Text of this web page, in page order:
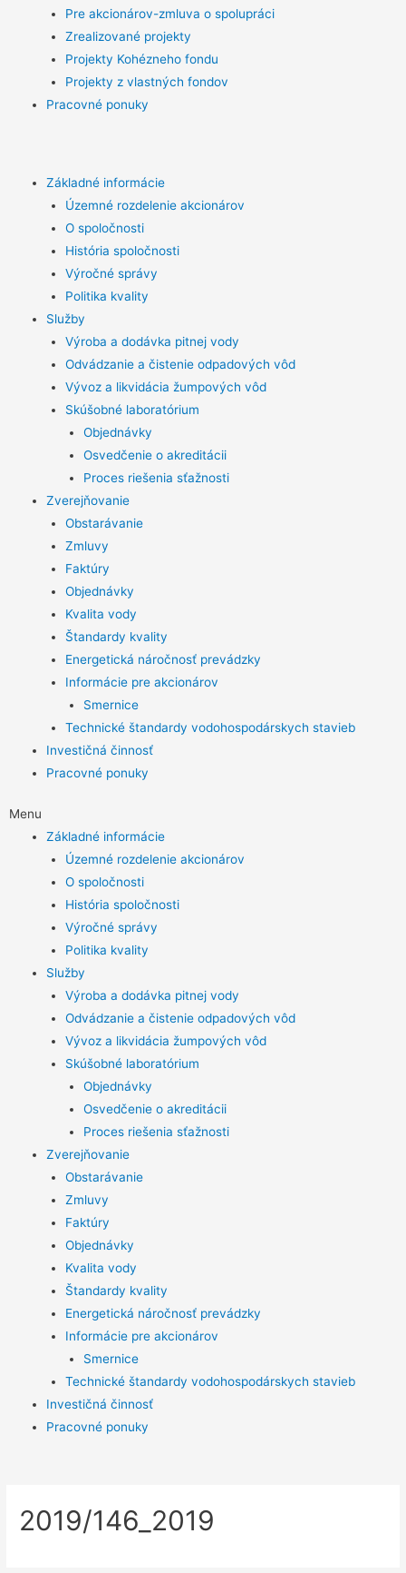
Pre akcionárov-zmluva o spolupráci
Zrealizované projekty
Projekty Kohézneho fondu
Projekty z vlastných fondov
Pracovné ponuky
Základné informácie
Územné rozdelenie akcionárov
O spoločnosti
História spoločnosti
Výročné správy
Politika kvality
Služby
Výroba a dodávka pitnej vody
Odvádzanie a čistenie odpadových vôd
Vývoz a likvidácia žumpových vôd
Skúšobné laboratórium
Objednávky
Osvedčenie o akreditácii
Proces riešenia sťažnosti
Zverejňovanie
Obstarávanie
Zmluvy
Faktúry
Objednávky
Kvalita vody
Štandardy kvality
Energetická náročnosť prevádzky
Informácie pre akcionárov
Smernice
Technické štandardy vodohospodárskych stavieb
Investičná činnosť
Pracovné ponuky
Menu
Základné informácie
Územné rozdelenie akcionárov
O spoločnosti
História spoločnosti
Výročné správy
Politika kvality
Služby
Výroba a dodávka pitnej vody
Odvádzanie a čistenie odpadových vôd
Vývoz a likvidácia žumpových vôd
Skúšobné laboratórium
Objednávky
Osvedčenie o akreditácii
Proces riešenia sťažnosti
Zverejňovanie
Obstarávanie
Zmluvy
Faktúry
Objednávky
Kvalita vody
Štandardy kvality
Energetická náročnosť prevádzky
Informácie pre akcionárov
Smernice
Technické štandardy vodohospodárskych stavieb
Investičná činnosť
Pracovné ponuky
2019/146_2019